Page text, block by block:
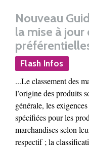
Nouveau
la mise à jour
Flash Infos
...Le classement des
l’origine des produits
générale, les
spécifiées pour les
marchandises selon
respectif ; la